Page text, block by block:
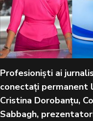
Profesioniști ai
conectați permanent
Cristina Dorobanțu,
Sabbagh,